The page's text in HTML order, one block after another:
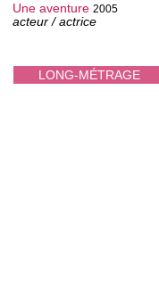
LONG-MÉTRAGE
Une aventure 2005
acteur / actrice